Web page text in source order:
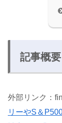
記事概要
外部リンク：
リーやS＆